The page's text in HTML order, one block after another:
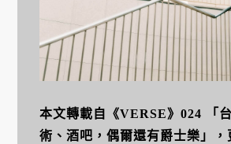
本文轉載自《VERSE》024 「
術、酒吧，偶爾還有爵士樂」，